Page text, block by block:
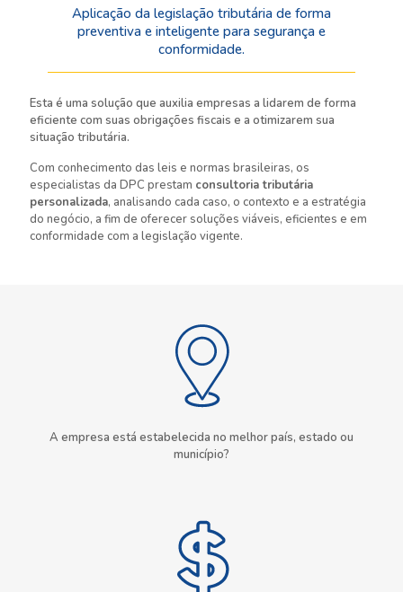
Aplicação da legislação tributária de forma
preventiva e inteligente para segurança e
conformidade.
Esta é uma solução que auxilia empresas a lidarem de forma
eficiente com suas obrigações fiscais e a otimizarem sua
situação tributária.
Com conhecimento das leis e normas brasileiras, os
especialistas da DPC prestam consultoria tributária
personalizada, analisando cada caso, o contexto e a estratégia
do negócio, a fim de oferecer soluções viáveis, eficientes e em
conformidade com a legislação vigente.
A empresa está estabelecida no melhor país, estado ou
município?